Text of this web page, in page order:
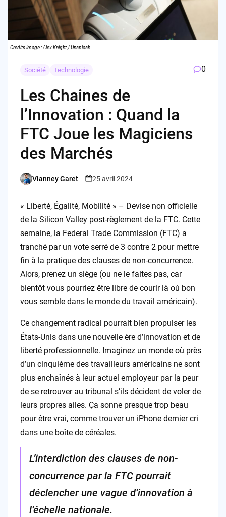
Credits image : Alex Knight / Unsplash
Société Technologie 0
Les Chaines de
l’Innovation : Quand la
FTC Joue les Magiciens
des Marchés
Posted
Vianney Garet 25 avril 2024
« Liberté, Égalité, Mobilité » – Devise non officielle
de la Silicon Valley post-règlement de la FTC. Cette
semaine, la Federal Trade Commission (FTC) a
tranché par un vote serré de 3 contre 2 pour mettre
fin à la pratique des clauses de non-concurrence.
Alors, prenez un siège (ou ne le faites pas, car
bientôt vous pourriez être libre de courir là où bon
vous semble dans le monde du travail américain).
Ce changement radical pourrait bien propulser les
États-Unis dans une nouvelle ère d’innovation et de
liberté professionnelle. Imaginez un monde où près
d’un cinquième des travailleurs américains ne sont
plus enchaînés à leur actuel employeur par la peur
de se retrouver au tribunal s’ils décident de voler de
leurs propres ailes. Ça sonne presque trop beau
pour être vrai, comme trouver un iPhone dernier cri
dans une boîte de céréales.
L’interdiction des clauses de non-
concurrence par la FTC pourrait
déclencher une vague d’innovation à
l’échelle nationale.